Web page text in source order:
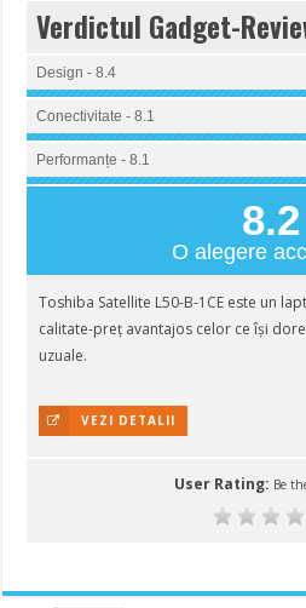
Verdictul Gadget-
Design - 8.4
Conectivitate - 8.1
Performanțe - 8.1
8.2
O alegere
Toshiba Satellite L50-B-1CE este un
calitate-preț avantajos celor ce își
uzuale.
VEZI DETALII
User Rating: Be